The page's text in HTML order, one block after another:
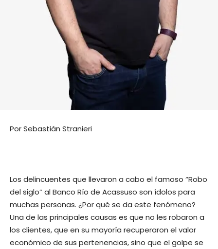
Por Sebastián Stranieri
Los delincuentes que llevaron a cabo el famoso “Robo
del siglo” al Banco Río de Acassuso son ídolos para
muchas personas. ¿Por qué se da este fenómeno?
Una de las principales causas es que no les robaron a
los clientes, que en su mayoría recuperaron el valor
económico de sus pertenencias, sino que el golpe se